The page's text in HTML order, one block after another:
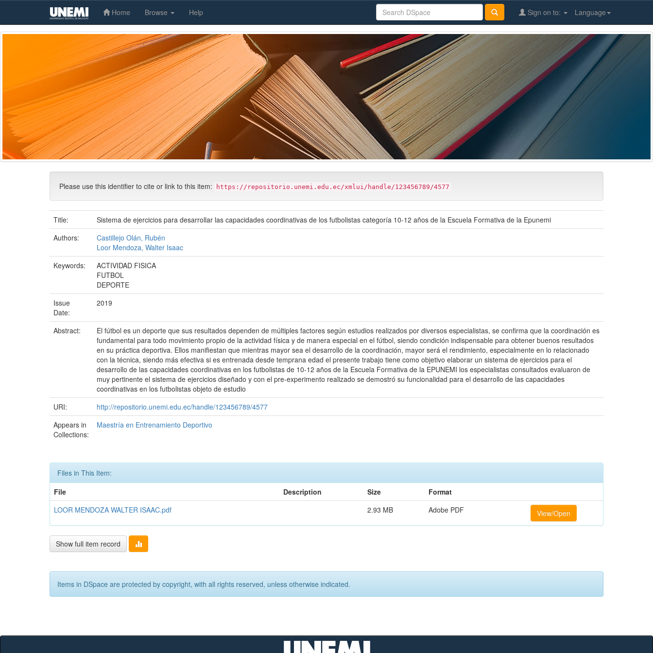
Skip
Home Browse Help Language
Sign on to:
Please use this identifier to cite or link to this item: https://repositorio.unemi.edu.ec/xmlui/handle/123456789/4577
Title:
Sistema de ejercicios para desarrollar las capacidades coordinativas de los futbolistas categoría 10-12 años de la Escuela Formativa de la Epunemi
Authors:
Castillejo Olán, Rubén
Loor Mendoza, Walter Isaac
Keywords:
ACTIVIDAD FISICA
FUTBOL
DEPORTE
Issue
Date:
2019
Abstract:
El fútbol es un deporte que sus resultados dependen de múltiples factores según estudios realizados por diversos especialistas, se confirma que la coordinación es
fundamental para todo movimiento propio de la actividad física y de manera especial en el fútbol, siendo condición indispensable para obtener buenos resultados
en su práctica deportiva. Ellos manifiestan que mientras mayor sea el desarrollo de la coordinación, mayor será el rendimiento, especialmente en lo relacionado
con la técnica, siendo más efectiva si es entrenada desde temprana edad el presente trabajo tiene como objetivo elaborar un sistema de ejercicios para el
desarrollo de las capacidades coordinativas en los futbolistas de 10-12 años de la Escuela Formativa de la EPUNEMI los especialistas consultados evaluaron de
muy pertinente el sistema de ejercicios diseñado y con el pre-experimento realizado se demostró su funcionalidad para el desarrollo de las capacidades
coordinativas en los futbolistas objeto de estudio
URI:
http://repositorio.unemi.edu.ec/handle/123456789/4577
Appears in
Collections:
Maestría en Entrenamiento Deportivo
Files in This Item:
File
Description Size
Format
LOOR MENDOZA WALTER ISAAC.pdf
2.93 MB Adobe PDF View/Open
Show full item record
Items in DSpace are protected by copyright, with all rights reserved, unless otherwise indicated.